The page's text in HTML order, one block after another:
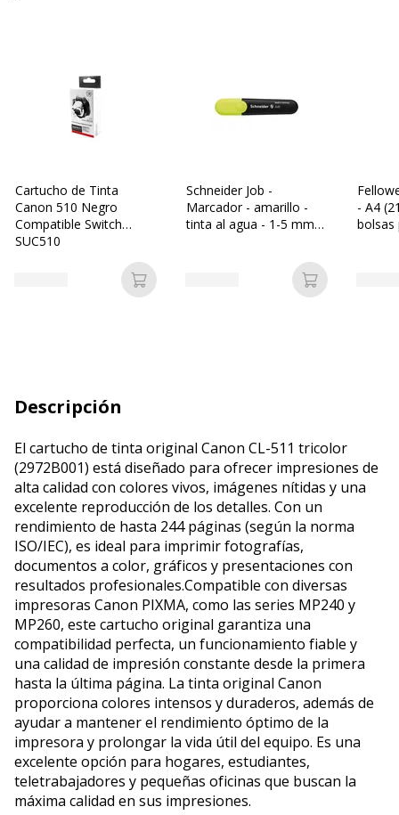
Cartucho de Tinta
Canon 510 Negro
Compatible Switch
SUC510
Añadir a la cesta
Schneider Job -
Marcador - amarillo -
tinta al agua - 1-5 mm -
Añadir a la
- A4
bolsas
Descripción
El cartucho de tinta original Canon CL-511 tricolor
(2972B001) está diseñado para ofrecer impresiones de
alta calidad con colores vivos, imágenes nítidas y una
excelente reproducción de los detalles. Con un
rendimiento de hasta 244 páginas (según la norma
ISO/IEC), es ideal para imprimir fotografías,
documentos a color, gráficos y presentaciones con
resultados profesionales.Compatible con diversas
impresoras Canon PIXMA, como las series MP240 y
MP260, este cartucho original garantiza una
compatibilidad perfecta, un funcionamiento fiable y
una calidad de impresión constante desde la primera
hasta la última página. La tinta original Canon
proporciona colores intensos y duraderos, además de
ayudar a mantener el rendimiento óptimo de la
impresora y prolongar la vida útil del equipo. Es una
excelente opción para hogares, estudiantes,
teletrabajadores y pequeñas oficinas que buscan la
máxima calidad en sus impresiones.